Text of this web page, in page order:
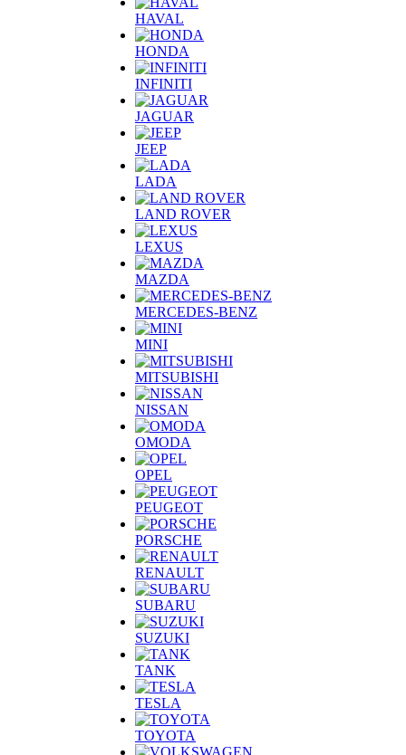
HAVAL
HONDA
INFINITI
JAGUAR
JEEP
LADA
LAND ROVER
LEXUS
MAZDA
MERCEDES-BENZ
MINI
MITSUBISHI
NISSAN
OMODA
OPEL
PEUGEOT
PORSCHE
RENAULT
SUBARU
SUZUKI
TANK
TESLA
TOYOTA